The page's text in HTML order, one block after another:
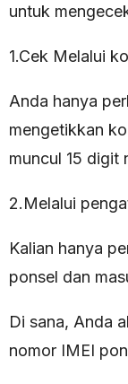
untuk
1.Cek Melalui
Anda hanya
mengetikkan
muncul 15 digit
2.Melalui
Kalian hanya
ponsel dan
Di sana, Anda
nomor IMEI